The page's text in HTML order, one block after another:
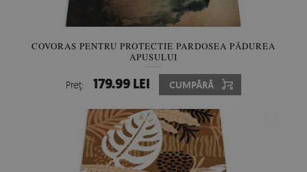
COVORAS PENTRU PROTECTIE PARDOSEA PĂDUREA
APUSULUI
Preţ: 179.99 LEI CUMPĂRĂ